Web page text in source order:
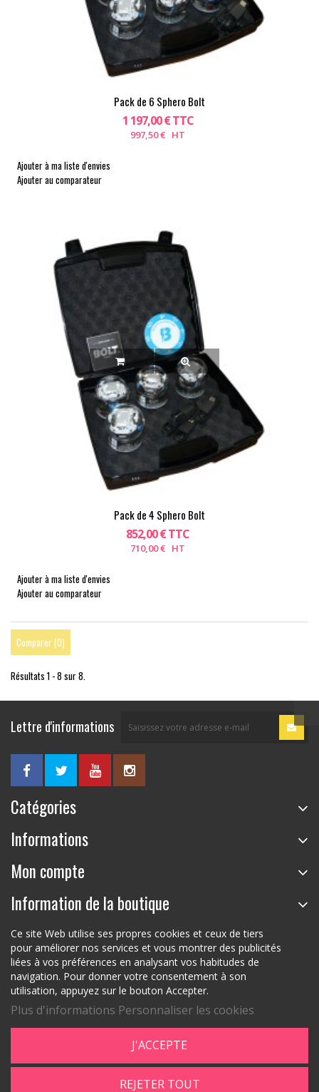
Pack de 6 Sphero Bolt
1 197,00 € TTC
997,50 € HT
Ajouter à ma liste d'envies
Ajouter au comparateur
Pack de 4 Sphero Bolt
852,00 € TTC
710,00 € HT
Ajouter à ma liste d'envies
Ajouter au comparateur
Comparer (0)
Résultats 1 - 8 sur 8.
Lettre d'informations
Catégories
Informations
Mon compte
Information de la boutique
Ce site Web utilise ses propres cookies et ceux de tiers
pour améliorer nos services et vous montrer des publicités
liées à vos préférences en analysant vos habitudes de
navigation. Pour donner votre consentement à son
utilisation, appuyez sur le bouton Accepter.
Plus d'informations Personnaliser les cookies
REJETER TOUT
J'ACCEPTE